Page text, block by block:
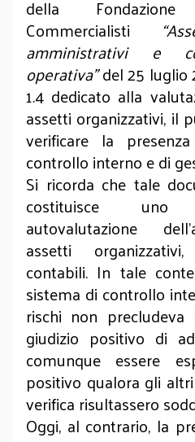
della
Commercialisti
amministrativi e
operativa”del 25 luglio
1.4 dedicato alla
assetti organizzativi, il
verificare la
controllo interno e di
Si ricorda che tale
costituisce
autovalutazione
assetti
contabili. In tale
sistema di controllo
rischi non precludeva
giudizio positivo di
comunque essere
positivo qualora gli
verifica risultassero
Oggi, al contrario, la